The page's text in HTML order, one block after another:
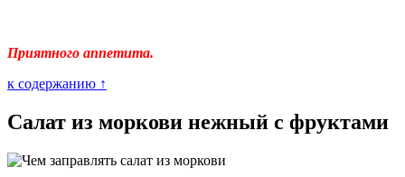
Приятного аппетита.
к содержанию ↑
Салат из моркови нежный с фруктами